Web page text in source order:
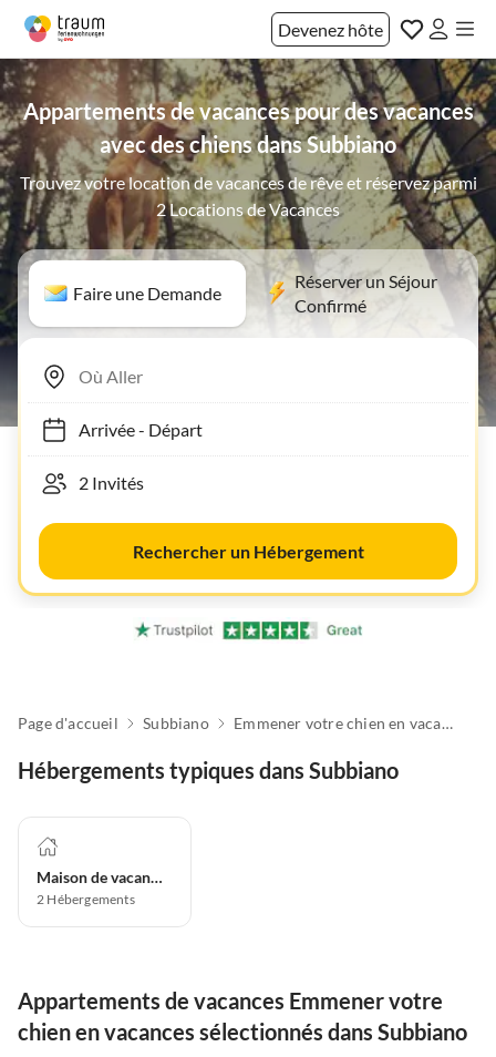
Devenez hôte
Appartements de vacances pour des vacances
avec des chiens dans Subbiano
Trouvez votre location de vacances de rêve et réservez parmi
2 Locations de Vacances
Faire une Demande
Réserver un Séjour
Confirmé
Arrivée- Départ
Rechercher un Hébergement
Page d'accueil Subbiano Emmener votre chien en vacances
Hébergements typiques dans Subbiano
Maison de vacances
2 Hébergements
Appartements de vacances Emmener votre
chien en vacances sélectionnés dans Subbiano